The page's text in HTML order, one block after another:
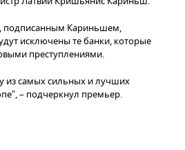
подписанным Кариньшем,
исключены те банки, которые
преступлениями.
из самых сильных и лучших
– подчеркнул премьер.